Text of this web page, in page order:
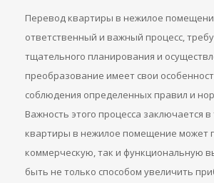
Перевод квартиры в нежилое
ответственный и важный процесс,
тщательного планирования и
преобразование имеет свои
соблюдения определенных правил и
Важность этого процесса заключается
квартиры в нежилое помещение может
коммерческую, так и функциональную
быть не только способом увеличить